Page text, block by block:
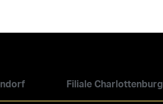
Filiale Charlottenburg